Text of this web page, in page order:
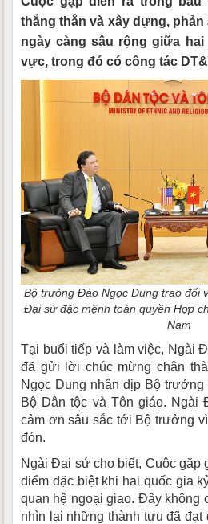
thẳng thắn và xây dựng,
ngày càng sâu rộng giữa
vực, trong đó có công tác
Bộ trưởng Đào Ngọc Dung trao đổi
Đại sứ đặc mệnh toàn quyền Hợp
Nam
Tại buổi tiếp và làm việc, Ngài
đã gửi lời chúc mừng chân
Ngọc Dung nhân dịp Bộ
Bộ Dân tộc và Tôn giáo.
cảm ơn sâu sắc tới Bộ trưởng
đón.
Ngài Đại sứ cho biết, Cuộc gặp
điểm đặc biệt khi hai quốc gia
quan hệ ngoại giao. Đây không
nhìn lại những thành tựu đã